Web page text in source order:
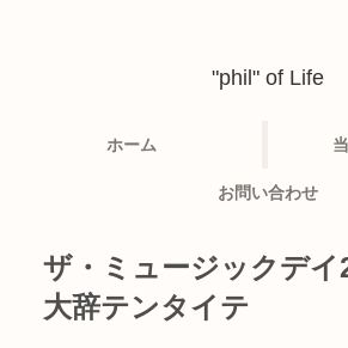
"phil" of Life
ホーム
お問い合わせ
ザ・ミュージックデイ
大辞テンタイテ